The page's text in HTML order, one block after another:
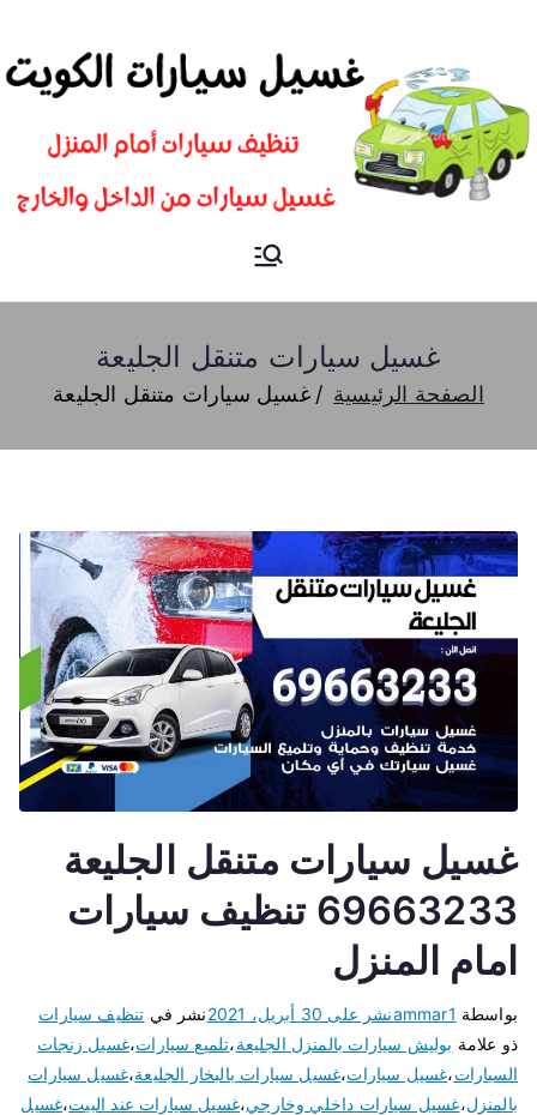
سيارات
شركة تنظيف سيارات و تلميع و
غسيل سيارات متنقل الجليعة
الصفحة الرئيسية غسيل سيارات متنقل الجليعة
غسيل سيارات متنقل الجليعة
69663233 تنظيف سيارات
امام المنزل
بواسطة ammar1نشر على 30 أبريل، 2021 نشر في تنظيف سيارات
ذو علامة بوليش سيارات بالمنزل الجليعة،تلميع سيارات،غسيل زنجات
السيارات،غسيل سيارات،غسيل سيارات بالبخار الجليعة،غسيل سيارات
بالمنزل،غسيل سيارات داخلي وخارجي،غسيل سيارات عند البيت،غسيل